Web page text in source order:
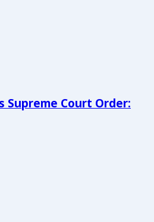
Supreme Court Order: